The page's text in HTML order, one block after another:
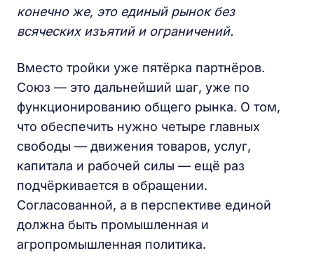
конечно же, это единый рынок без
всяческих изъятий и ограничений.
Вместо тройки уже пятёрка партнёров.
Союз — это дальнейший шаг, уже по
функционированию общего рынка. О том,
что обеспечить нужно четыре главных
свободы — движения товаров, услуг,
капитала и рабочей силы — ещё раз
подчёркивается в обращении.
Согласованной, а в перспективе единой
должна быть промышленная и
агропромышленная политика.